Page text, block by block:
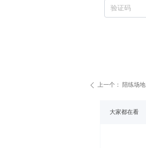
大家都在看
ꄴ 上一个： 陪练场地